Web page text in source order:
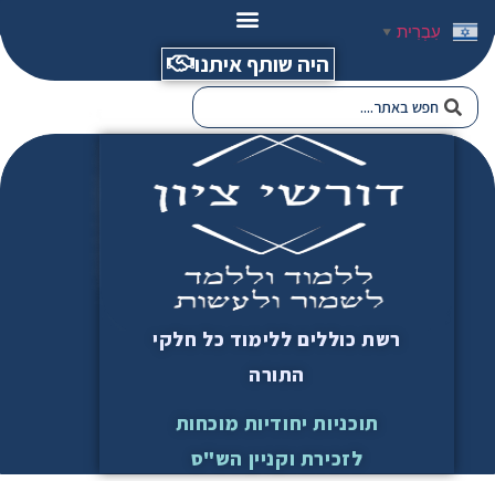
היה שותף איתנו
רשת כוללים ללימוד כל חלקי
התורה
תוכניות יחודיות מוכחות
לזכירת וקניין הש"ס
עִבְרִית ▼